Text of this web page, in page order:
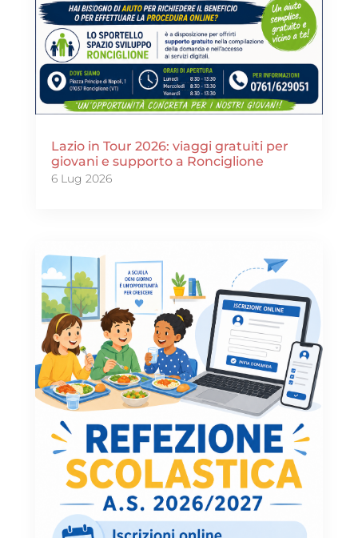
Lazio in Tour 2026: viaggi gratuiti per
giovani e supporto a Ronciglione
6 Lug 2026